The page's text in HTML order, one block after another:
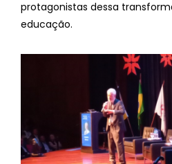
protagonistas dessa
educação.